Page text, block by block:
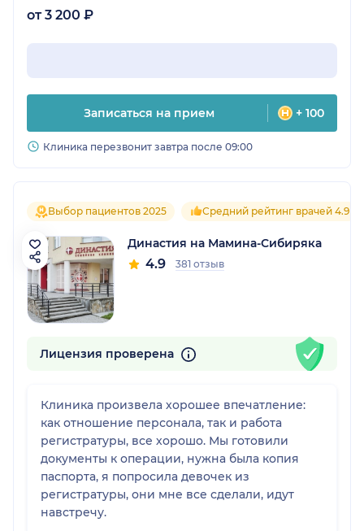
от 3 200 ₽
Записаться на прием + 100
Клиника перезвонит завтра после 09:00
Выбор пациентов 2025 Средний рейтинг врачей 4.9
Династия на Мамина-Сибиряка
4.9 381 отзыв
Лицензия проверена
Клиника произвела хорошее впечатление:
как отношение персонала, так и работа
регистратуры, все хорошо. Мы готовили
документы к операции, нужна была копия
паспорта, я попросила девочек из
регистратуры, они мне все сделали, идут
навстречу.